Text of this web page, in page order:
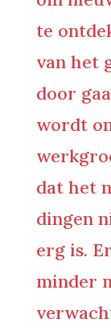
te
van het
door
wordt
dat het
dingen
erg is.
minder